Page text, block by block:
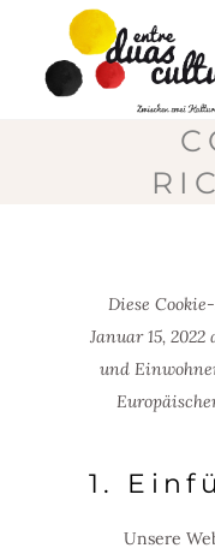
Diese
Januar 15,
und
1.
Unsere